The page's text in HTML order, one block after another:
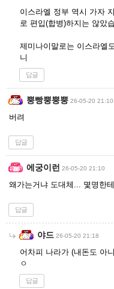
이스라엘 정부 역시 가자
로 편입(합병)하지는 않았
제미나이말로는 이스라엘
니
답글
뿡빵뿡뿡뿡 26-05-20 21:10
버려
답글
에궁이런 26-05-20 21:10
왜가는거냐 도대체... 몇명한
답글
야드 26-05-20 21:18
어차피 나라가 (내돈도 아
ㅇ
답글